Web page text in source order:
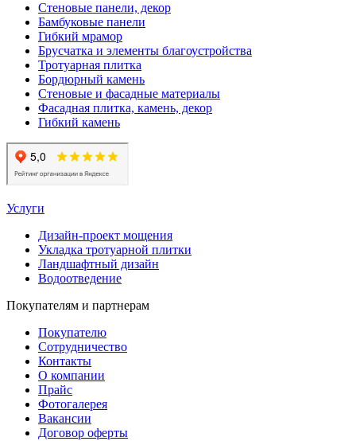
Стеновые панели, декор
Бамбуковые панели
Гибкий мрамор
Брусчатка и элементы благоустройства
Тротуарная плитка
Бордюрный камень
Стеновые и фасадные материалы
Фасадная плитка, камень, декор
Гибкий камень
Услуги
Дизайн-проект мощения
Укладка тротуарной плитки
Ландшафтный дизайн
Водоотведение
Покупателям и партнерам
Покупателю
Сотрудничество
Контакты
О компании
Прайс
Фотогалерея
Вакансии
Договор оферты